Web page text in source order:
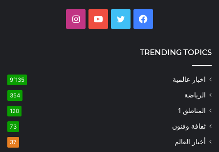
فيسبوك تويتر يوتيوب
TRENDING TOPICS
اخبار عالمية 9٬135
الرياضة 354
المناطق 1 120
ثقافة وفنون 73
أخبار العالم 37